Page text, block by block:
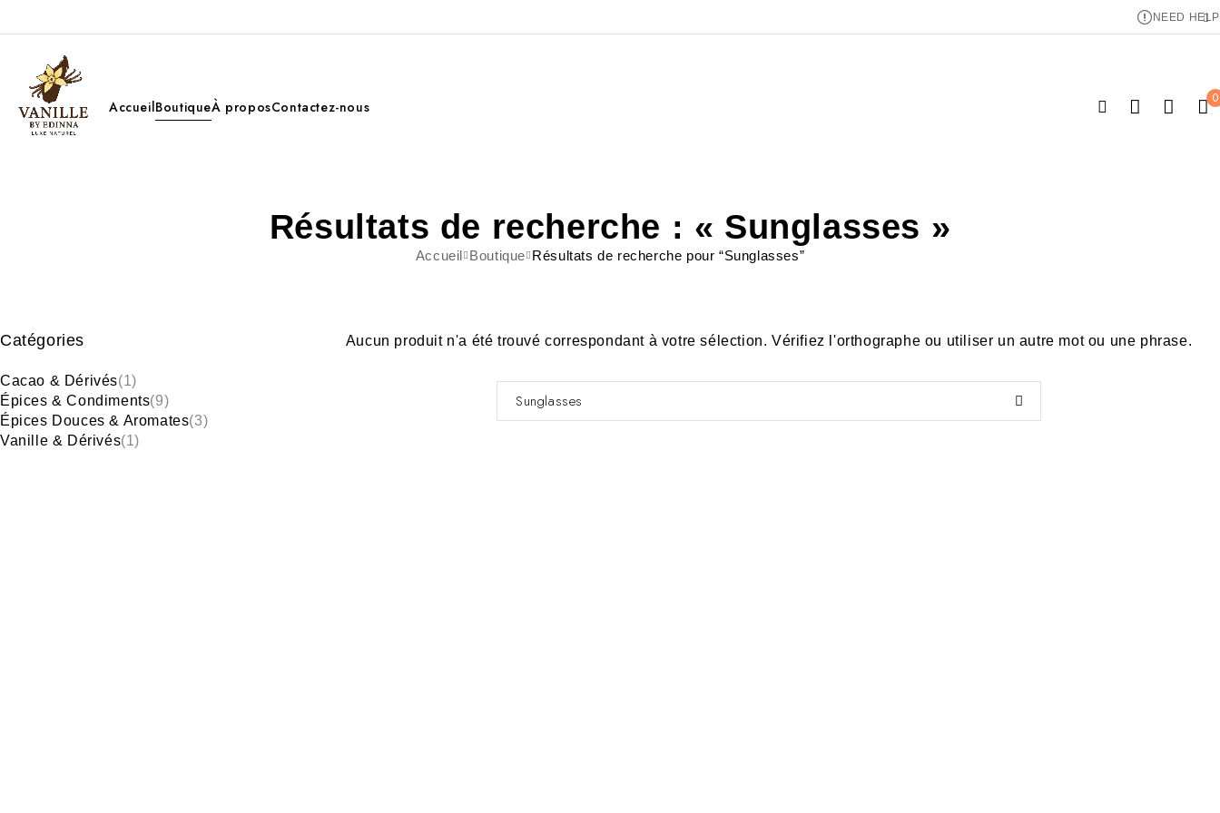
NEED HELP
AccueilBoutiqueÀ proposContactez-nous 0
Résultats de recherche : « Sunglasses »
Accueil Boutique Résultats de recherche pour “Sunglasses”
Catégories
Cacao & Dérivés(1)
Épices & Condiments(9)
Épices Douces & Aromates(3)
Vanille & Dérivés(1)
Aucun produit n'a été trouvé correspondant à votre sélection. Vérifiez l'orthographe ou utiliser un autre mot ou une phrase.